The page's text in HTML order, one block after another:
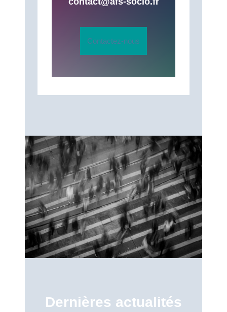
Contactez-nous
Dernières actualités